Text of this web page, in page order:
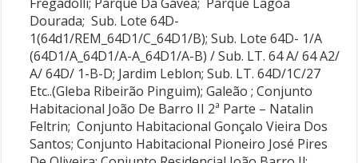
Dourada; Sub. Lote 64D-
1(64d1/REM_64D1/C_64D1/B); Sub. Lote 64D- 1/A
(64D1/A_64D1/A-A_64D1/A-B) / Sub. LT. 64 A/ 64 A2/
A/ 64D/ 1-B-D; Jardim Leblon; Sub. LT. 64D/1C/27
Etc..(Gleba Ribeirão Pinguim); Galeão ; Conjunto
Habitacional João De Barro II 2ª Parte – Natalin
Feltrin; Conjunto Habitacional Gonçalo Vieira Dos
Santos; Conjunto Habitacional Pioneiro José Pires